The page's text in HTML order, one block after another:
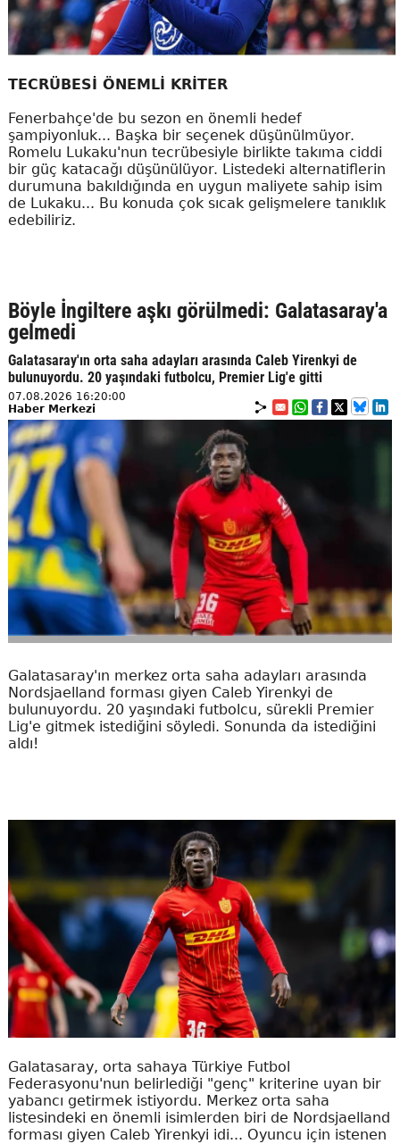
TECRÜBESİ ÖNEMLİ KRİTER
Fenerbahçe'de bu sezon en önemli hedef
şampiyonluk... Başka bir seçenek düşünülmüyor.
Romelu Lukaku'nun tecrübesiyle birlikte takıma ciddi
bir güç katacağı düşünülüyor. Listedeki alternatiflerin
durumuna bakıldığında en uygun maliyete sahip isim
de Lukaku... Bu konuda çok sıcak gelişmelere tanıklık
edebiliriz.
Böyle İngiltere aşkı görülmedi: Galatasaray'a
gelmedi
Galatasaray'ın orta saha adayları arasında Caleb Yirenkyi de
bulunuyordu. 20 yaşındaki futbolcu, Premier Lig'e gitti
07.08.2026 16:20:00
Haber Merkezi
Galatasaray'ın merkez orta saha adayları arasında
Nordsjaelland forması giyen Caleb Yirenkyi de
bulunuyordu. 20 yaşındaki futbolcu, sürekli Premier
Lig'e gitmek istediğini söyledi. Sonunda da istediğini
aldı!
Galatasaray, orta sahaya Türkiye Futbol
Federasyonu'nun belirlediği "genç" kriterine uyan bir
yabancı getirmek istiyordu. Merkez orta saha
listesindeki en önemli isimlerden biri de Nordsjaelland
forması giyen Caleb Yirenkyi idi... Oyuncu için istenen